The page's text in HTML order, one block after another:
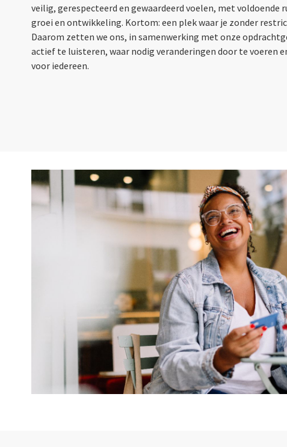
veilig, gerespecteerd en gewaardeerd voelen, met voldoende
groei en ontwikkeling. Kortom: een plek waar je zonder
Daarom zetten we ons, in samenwerking met onze
actief te luisteren, waar nodig veranderingen door te voeren
voor iedereen.